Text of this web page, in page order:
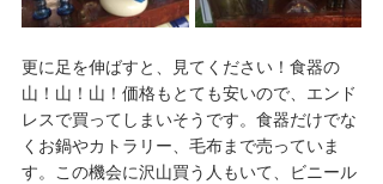
更に足を伸ばすと、見てください！食器の
山！山！山！価格もとても安いので、エンド
レスで買ってしまいそうです。食器だけでな
くお鍋やカトラリー、毛布まで売っていま
す。この機会に沢山買う人もいて、ビニール